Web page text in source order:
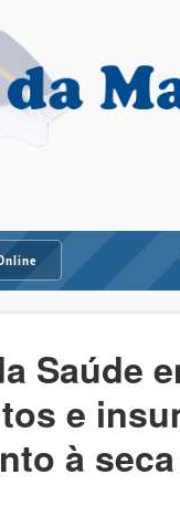
Saúde
e
à